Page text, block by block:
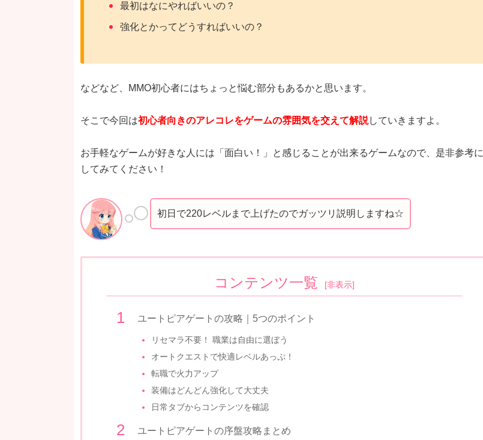
最初はなにやればいいの？
強化とかってどうすればいいの？
などなど、MMO初心者にはちょっと悩む部分もあるかと思います。
そこで今回は初心者向きのアレコレをゲームの雰囲気を交えて解説していきますよ。
お手軽なゲームが好きな人には「面白い！」と感じることが出来るゲームなので、是非参考に
してみてください！
初日で220レベルまで上げたのでガッツリ説明しますね☆
コンテンツ一覧 [非表示]
ユートピアゲートの攻略｜5つのポイント
リセマラ不要！ 職業は自由に選ぼう
オートクエストで快適レベルあっぷ！
転職で火力アップ
装備はどんどん強化して大丈夫
日常タブからコンテンツを確認
ユートピアゲートの序盤攻略まとめ